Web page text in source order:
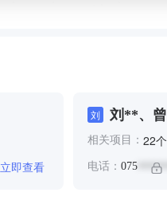
立即查看
刘 刘**、
相关项目： 22个
电话： 075